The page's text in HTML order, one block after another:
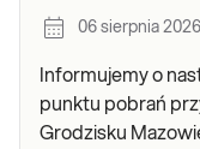
06 sierpnia 2026
Informujemy o
punktu pobrań
Grodzisku Mazowieckim: w dniu 06.08